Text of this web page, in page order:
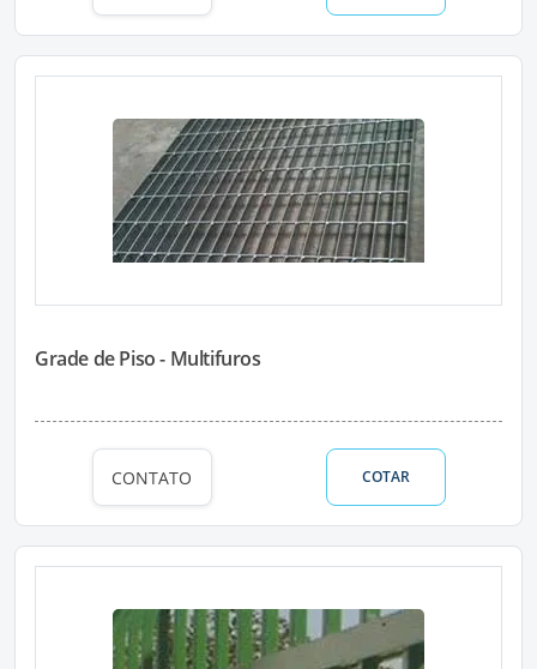
Grade de Piso - Multifuros
CONTATO COTAR